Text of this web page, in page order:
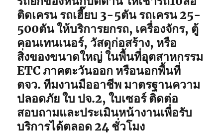
ติดเครน รถเฮี๊ยบ 3-5ตัน รถเครน 25-
500ตัน ให้บริการยกรถ, เครื่องจักร, ตู้
คอนเทนเนอร์, วัสดุก่อสร้าง, หรือ
สิ่งของขนาดใหญ่ ในพื้นที่อุตสาหกรรม
ETC ภาคตะวันออก หรือนอกพื้นที่
ตจว. ทีมงานมืออาชีพ มาตรฐานความ
ปลอดภัย ใบ ปจ.2, ใบเซอร์ ติดต่อ
สอบถามและประเมินหน้างานเพื่อรับ
บริการได้ตลอด 24 ชั่วโมง